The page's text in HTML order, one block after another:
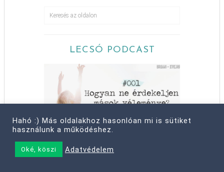
LECSÓ PODCAST
Hahó :) Más oldalakhoz hasonlóan mi is sütiket
használunk a működéshez.
Oké, köszi Adatvédelem